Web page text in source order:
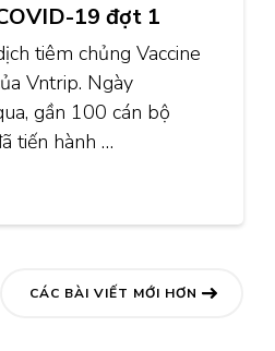
19 đợt 1
tiêm chủng Vaccine
Vntrip. Ngày
gần 100 cán bộ
tiến hành …
CÁC BÀI VIẾT MỚI HƠN